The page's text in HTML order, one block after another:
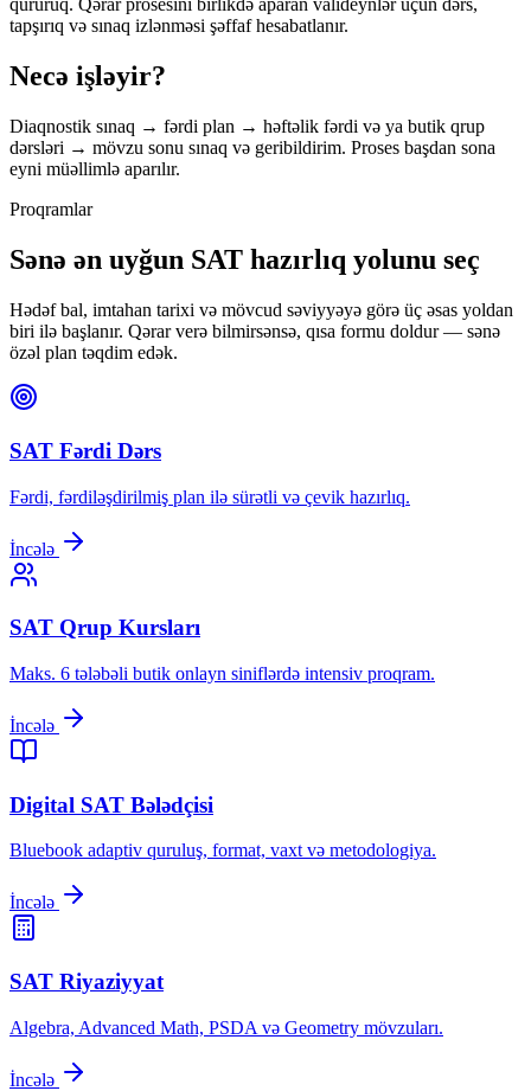
qururuq. Qərar prosesini birlikdə aparan valideynlər üçün dərs,
tapşırıq və sınaq izlənməsi şəffaf hesabatlanır.
Necə işləyir?
Diaqnostik sınaq → fərdi plan → həftəlik fərdi və ya butik qrup
dərsləri → mövzu sonu sınaq və geribildirim. Proses başdan sona
eyni müəllimlə aparılır.
Proqramlar
Sənə ən uyğun SAT hazırlıq yolunu seç
Hədəf bal, imtahan tarixi və mövcud səviyyəyə görə üç əsas yoldan
biri ilə başlanır. Qərar verə bilmirsənsə, qısa formu doldur — sənə
özəl plan təqdim edək.
SAT Fərdi Dərs
Fərdi, fərdiləşdirilmiş plan ilə sürətli və çevik hazırlıq.
İncələ
SAT Qrup Kursları
Maks. 6 tələbəli butik onlayn siniflərdə intensiv proqram.
İncələ
Digital SAT Bələdçisi
Bluebook adaptiv quruluş, format, vaxt və metodologiya.
İncələ
SAT Riyaziyyat
Algebra, Advanced Math, PSDA və Geometry mövzuları.
İncələ